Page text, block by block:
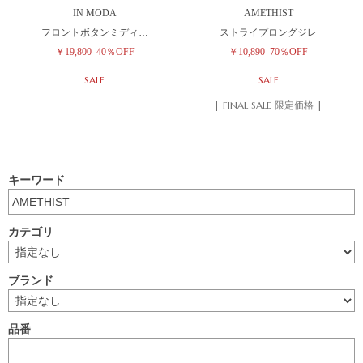
IN MODA
フロントボタンミディ…
￥19,800 40％OFF
SALE
AMETHIST
ストライプロングジレ
￥10,890 70％OFF
SALE
| FINAL SALE 限定価格 |
キーワード
カテゴリ
ブランド
品番